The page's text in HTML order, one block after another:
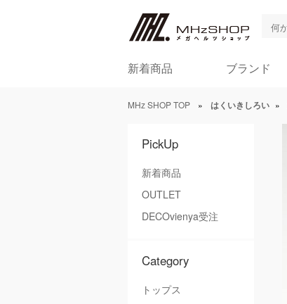
新着商品 ブランド
MHz SHOP TOP » はくいきしろい »
PickUp
新着商品
OUTLET
DECOvienya受注
Category
トップス